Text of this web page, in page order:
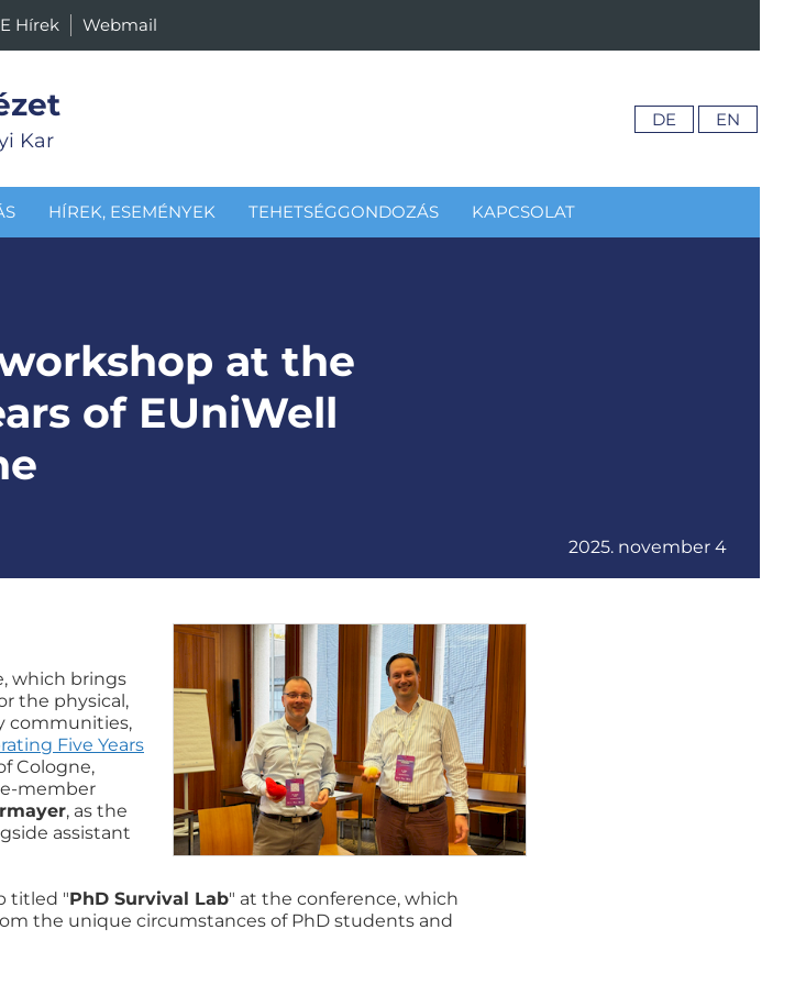
Hírek Webmail
Kar
DE EN
HÍREK, ESEMÉNYEK TEHETSÉGGONDOZÁS KAPCSOLAT
at the
of EUniWell
2025. november 4
which brings
the physical,
communities,
Five Years
Cologne,
member
, as the
assistant
titled "PhD Survival Lab" at the conference, which
the unique circumstances of PhD students and